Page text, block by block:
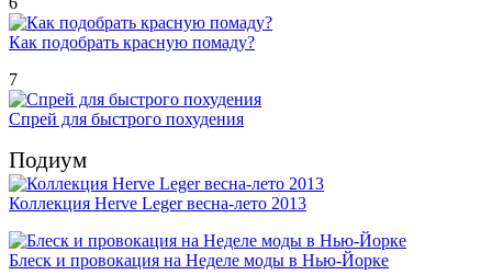
Как подобрать красную помаду?
7
Спрей для быстрого похудения
Подиум
Коллекция Herve Leger весна-лето 2013
Блеск и провокация на Неделе моды в Нью-Йорке